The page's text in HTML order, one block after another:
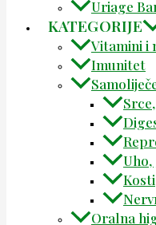
Uriage
KATEGORIJE
Vitamini i
Imunitet
Oralna